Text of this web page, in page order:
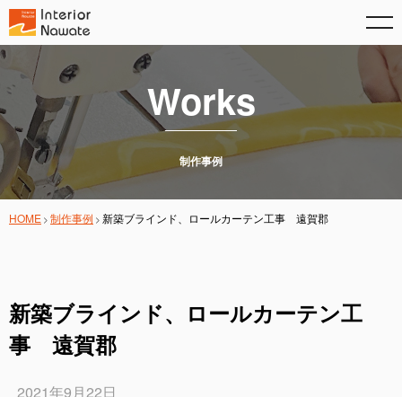
Works
制作事例
HOME 制作事例 新築ブラインド、ロールカーテン工事 遠賀郡
新築ブラインド、ロールカーテン工
事 遠賀郡
2021年9月22日